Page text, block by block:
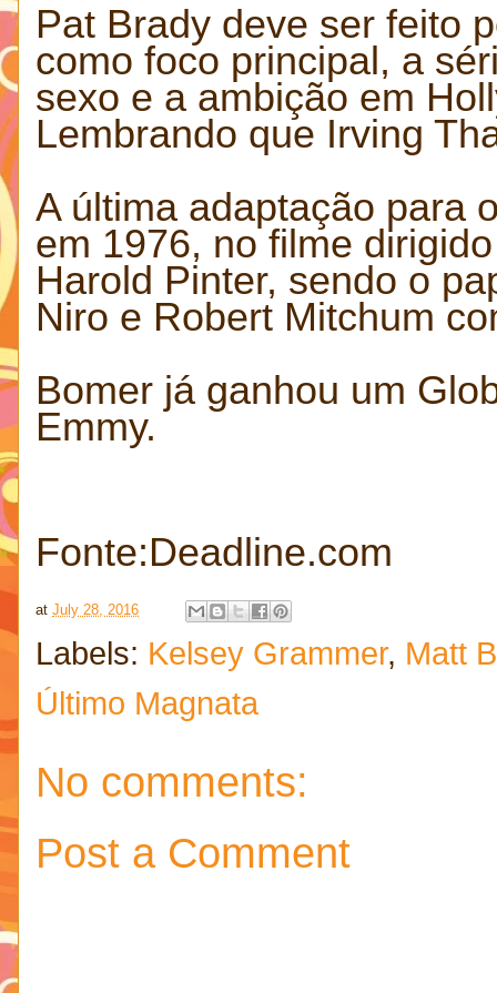
Pat Brady deve ser feito
como foco principal, a
sexo e a ambição em
Lembrando que Irving
A última adaptação para
em 1976, no filme
Harold Pinter, sendo o
Niro e Robert Mitchum
Bomer já ganhou um
Emmy.
Fonte:Deadline.com
at July 28, 2016
Labels: Kelsey Grammer, Matt
Último Magnata
No comments:
Post a Comment